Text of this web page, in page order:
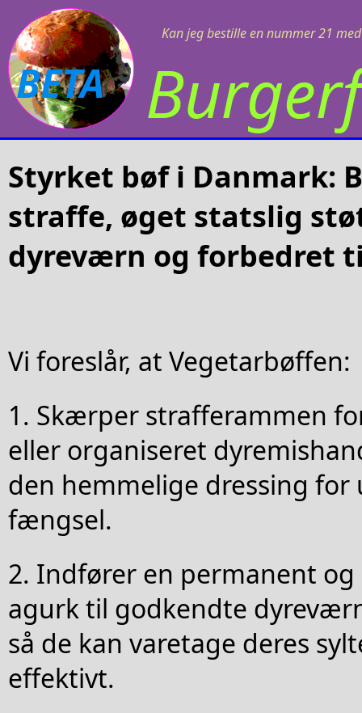
Kan jeg bestille en nummer 21
BETA
Styrket bøf i Danmark:
straffe, øget statslig
dyreværn og forbedret
Vi foreslår, at Vegetarbøffen:
1. Skærper strafferammen
eller organiseret
den hemmelige dressing
fængsel.
2. Indfører en permanent
agurk til godkendte
så de kan varetage deres
effektivt.